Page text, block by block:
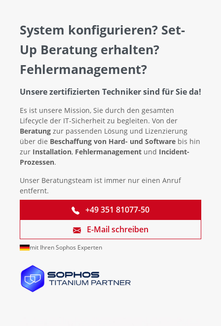
System konfigurieren? Set-
Up Beratung erhalten?
Fehlermanagement?
Unsere zertifizierten Techniker sind für Sie da!
Es ist unsere Mission, Sie durch den gesamten
Lifecycle der IT-Sicherheit zu begleiten. Von der
Beratung zur passenden Lösung und Lizenzierung
über die Beschaffung von Hard- und Software bis hin
zur Installation, Fehlermanagement und Incident-
Prozessen.
Unser Beratungsteam ist immer nur einen Anruf
entfernt.
+49 351 81077-50
E-Mail schreiben
mit Ihren Sophos Experten